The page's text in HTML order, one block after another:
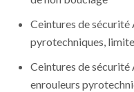
Ceintures de sécurité
pyrotechniques,
Ceintures de sécurité
enrouleurs